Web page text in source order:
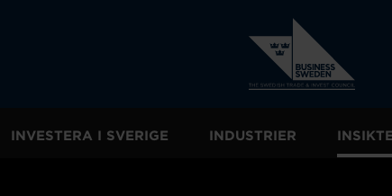
INVESTERA I SVERIGE INDUSTRIER